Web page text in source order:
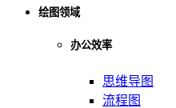
绘图领域
办公效率
思维导图
流程图